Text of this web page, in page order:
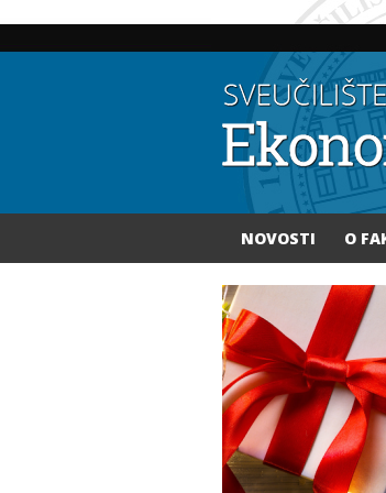
NOVOSTI O
Vi ste ovdje